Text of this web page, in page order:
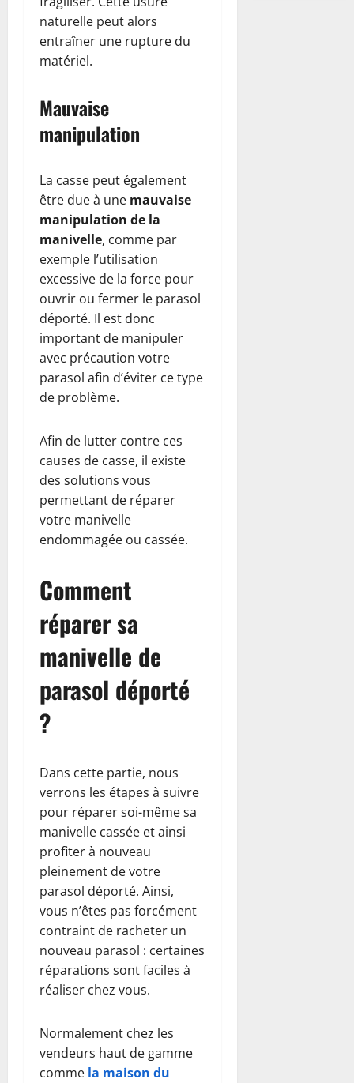
naturelle peut alors
entraîner une rupture du
matériel.
Mauvaise
manipulation
La casse peut également
être due à une mauvaise
manipulation de la
manivelle, comme par
exemple l’utilisation
excessive de la force pour
ouvrir ou fermer le parasol
déporté. Il est donc
important de manipuler
avec précaution votre
parasol afin d’éviter ce type
de problème.
Afin de lutter contre ces
causes de casse, il existe
des solutions vous
permettant de réparer
votre manivelle
endommagée ou cassée.
Comment
réparer sa
manivelle de
parasol déporté
?
Dans cette partie, nous
verrons les étapes à suivre
pour réparer soi-même sa
manivelle cassée et ainsi
profiter à nouveau
pleinement de votre
parasol déporté. Ainsi,
vous n’êtes pas forcément
contraint de racheter un
nouveau parasol : certaines
réparations sont faciles à
réaliser chez vous.
Normalement chez les
vendeurs haut de gamme
comme la maison du